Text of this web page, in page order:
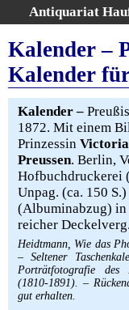
Antiquariat
Home
Gesamtbestand
Erweiterte Suche
Kategorien
Schlagwörter
Warenkorb
AGB
Widerruf
Über uns
Aktuelle Kataloge
Kontakt
Ankauf
Kalender –
Kalender
Kalender –
1872. Mit einem
Prinzessin Victoria
Preussen. Berlin,
Hofbuchdruckerei
Unpag. (ca. 150
(Albuminabzug)
reicher
Heidtmann, Wie das
– Seltener
Porträtfotografie des
(1810-1891). –
gut erhalten.